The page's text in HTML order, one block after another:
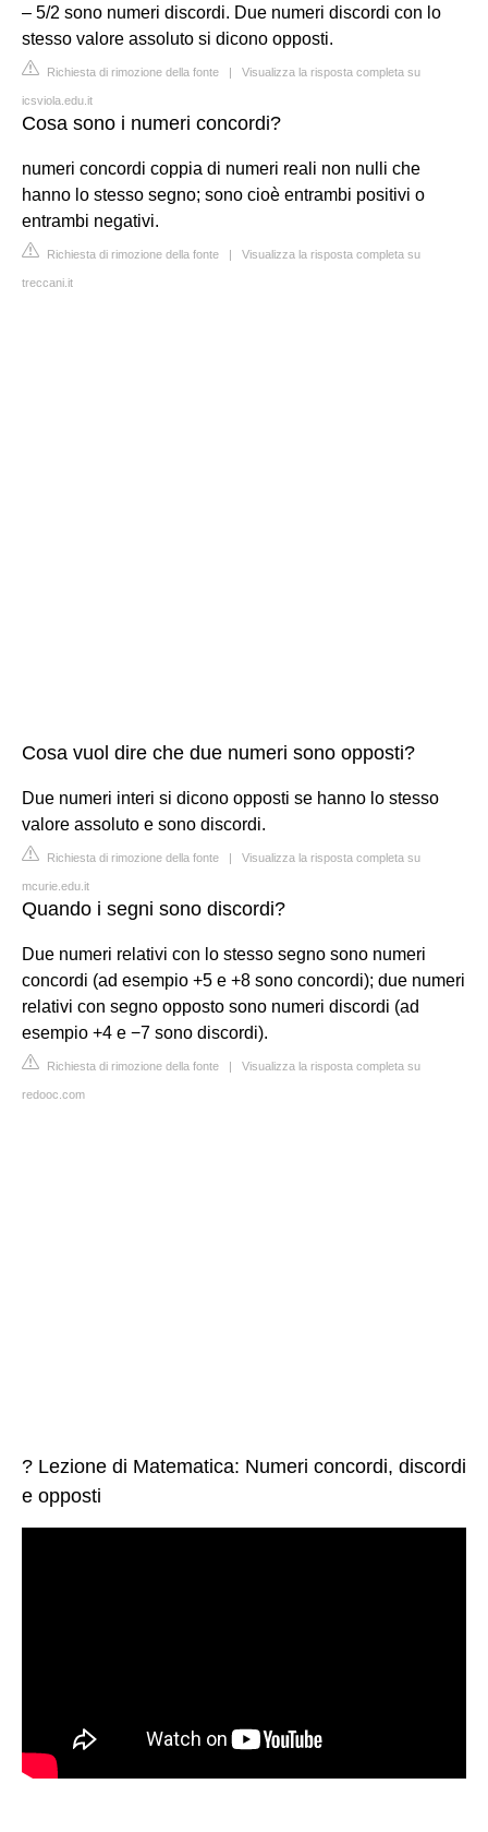
– 5/2 sono numeri discordi. Due numeri discordi con lo
stesso valore assoluto si dicono opposti.
Richiesta di rimozione della fonte | Visualizza la risposta completa su
icsviola.edu.it
Cosa sono i numeri concordi?
numeri concordi coppia di numeri reali non nulli che
hanno lo stesso segno; sono cioè entrambi positivi o
entrambi negativi.
Richiesta di rimozione della fonte | Visualizza la risposta completa su
treccani.it
Cosa vuol dire che due numeri sono opposti?
Due numeri interi si dicono opposti se hanno lo stesso
valore assoluto e sono discordi.
Richiesta di rimozione della fonte | Visualizza la risposta completa su
mcurie.edu.it
Quando i segni sono discordi?
Due numeri relativi con lo stesso segno sono numeri
concordi (ad esempio +5 e +8 sono concordi); due numeri
relativi con segno opposto sono numeri discordi (ad
esempio +4 e −7 sono discordi).
Richiesta di rimozione della fonte | Visualizza la risposta completa su
redooc.com
? Lezione di Matematica: Numeri concordi, discordi
e opposti